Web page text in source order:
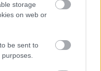
storage
on web or
be sent to